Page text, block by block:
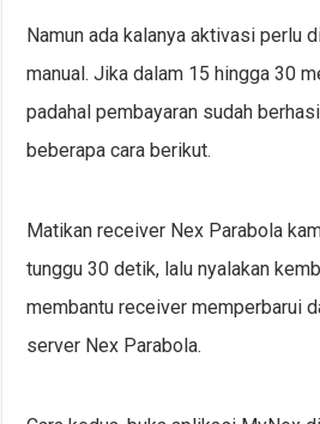
Namun ada kalanya aktivasi perlu
manual. Jika dalam 15 hingga 30
padahal pembayaran sudah
beberapa cara berikut.
Matikan receiver Nex Parabola
tunggu 30 detik, lalu nyalakan
membantu receiver memperbarui
server Nex Parabola.